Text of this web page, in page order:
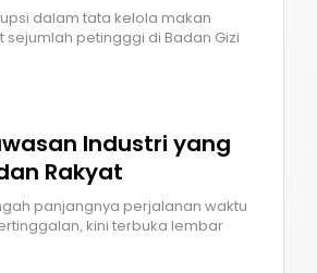
dalam tata kelola makan
sejumlah petingggi di Badan Gizi
Industri yang
Rakyat
panjangnya perjalanan waktu
kini terbuka lembar